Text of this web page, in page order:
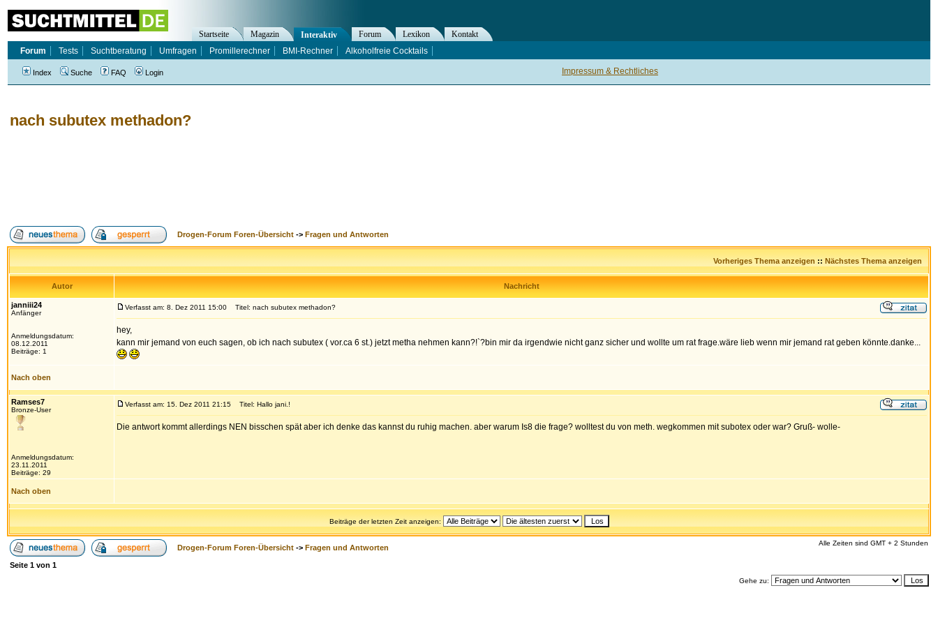
nach subutex methadon?
Drogen-Forum Foren-Übersicht -> Fragen und Antworten
Vorheriges Thema anzeigen :: Nächstes Thema anzeigen
Autor Nachricht
janniii24
Anfänger
Anmeldungsdatum:
08.12.2011
Beiträge: 1
Verfasst am: 8. Dez 2011 15:00 Titel: nach subutex methadon?
hey,
kann mir jemand von euch sagen, ob ich nach subutex ( vor.ca 6 st.) jetzt metha nehmen kann?!`?bin mir da irgendwie nicht ganz sicher und wollte um rat frage.wäre lieb wenn mir jemand rat geben könnte.danke...
Nach oben
Ramses7
Bronze-User
Anmeldungsdatum:
23.11.2011
Beiträge: 29
Verfasst am: 15. Dez 2011 21:15 Titel: Hallo jani.!
Die antwort kommt allerdings NEN bisschen spät aber ich denke das kannst du ruhig machen. aber warum Is8 die frage? wolltest du von meth. wegkommen mit subotex oder war? Gruß- wolle-
Nach oben
Beiträge der letzten Zeit anzeigen:
Drogen-Forum Foren-Übersicht -> Fragen und Antworten
Alle Zeiten sind GMT + 2 Stunden
Seite 1 von 1
Gehe zu:
Impressum & Rechtliches
Startseite Magazin Interaktiv Forum Lexikon
Kontakt
Forum
Tests Suchtberatung Umfragen Promillerechner BMI-Rechner Alkoholfreie Cocktails
Index Suche FAQ Login